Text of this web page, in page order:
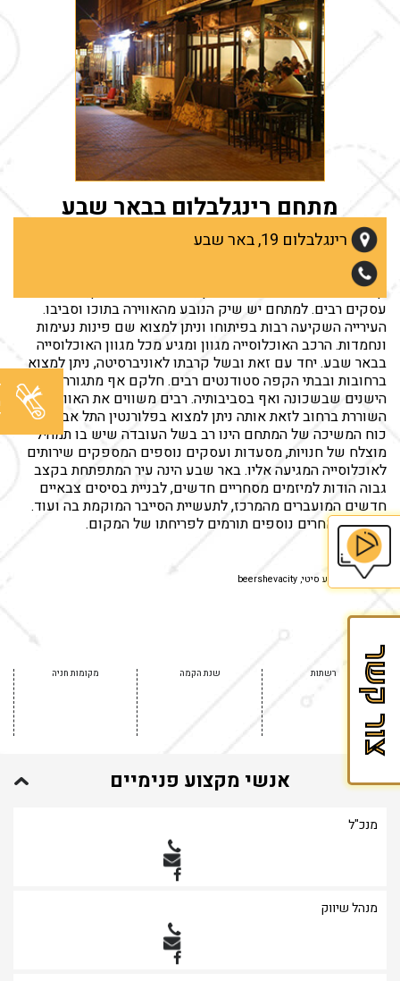
מתחם רינגלבלום בבאר שבע
המתחם שוכן בשכונה ד' שנחשבת לאחת השכונות הישנות
והותיקות בבאר שבע. בשנים האחרונות הפך הרחוב למתחם של
בילוי ועסקים. ניתן למצוא בו מסעדות ובתי קפה. יש גם מסעדות
קטנות המוכרות אוכל ביתי. בנוסף, חנויות מגוונות וכן, משרדי
עסקים רבים. למתחם יש שיק הנובע מהאווירה בתוכו וסביבו.
העירייה השקיעה רבות בפיתוחו וניתן למצוא שם פינות נעימות
ונחמדות. הרכב האוכלוסייה מגוון ומגיע מכל מגוון האוכלוסייה
בבאר שבע. יחד עם זאת ובשל קרבתו לאוניברסיטה, ניתן למצוא
ברחובות ובבתי הקפה סטודנטים רבים. חלקם אף מתגורר בבתים
הישנים שבשכונה ואף בסביבותיה. רבים משווים את האווירה
השוררת ברחוב לזאת אותה ניתן למצוא בפלורנטין התל אביבית.
כוח המשיכה של המתחם הינו רב בשל העובדה שיש בו תמהיל
מוצלח של חנויות, מסעדות ועסקים נוספים המספקים שירותים
לאוכלוסייה המגיעה אליו. באר שבע הינה עיר המתפתחת בקצב
גבוה הודות למיזמים מסחריים חדשים, לבניית בסיסים צבאיים
חדשים המועברים מהמרכז, לתעשיית הסייבר המוקמת בה ועוד.
וכל אלו ואחרים נוספים תורמים לפריחתו של המקום.
צילום: באר שבע סיטי, beershevacity
רינגלבלום 19, באר שבע
רשתות שנת הקמה מקומות חניה
אנשי מקצוע פנימיים
מנכ"ל
מנהל שיווק
בית
הספר
לזכיינות
של
Fran&Mark
צור קשר